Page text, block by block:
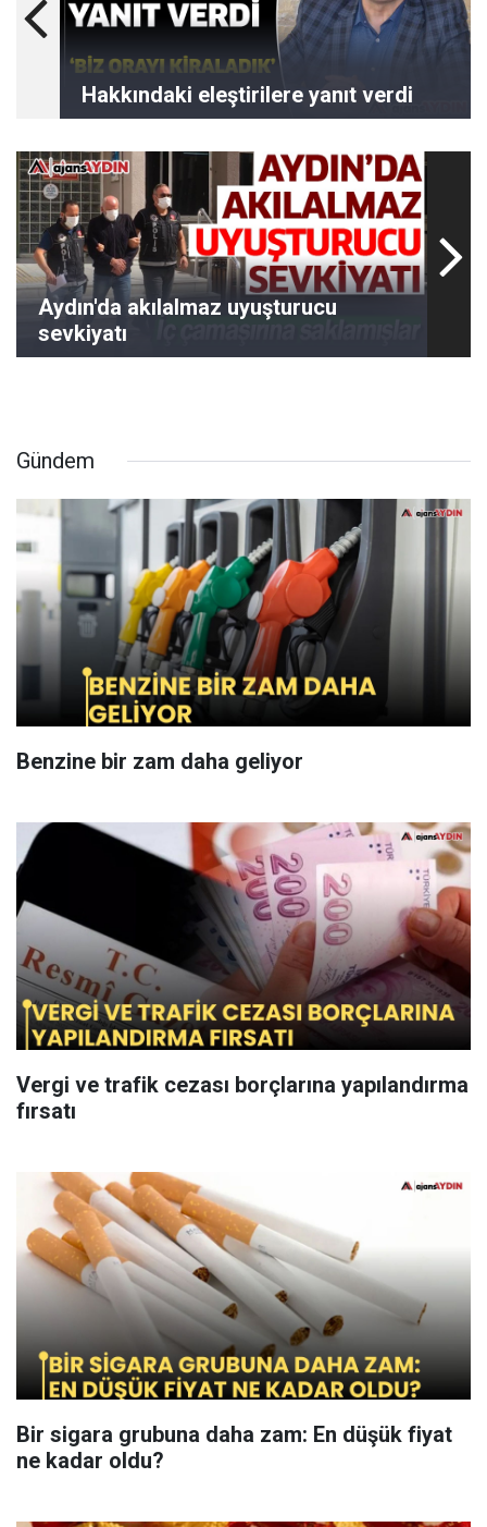
Hakkındaki eleştirilere yanıt verdi
Aydın'da akılalmaz uyuşturucu
sevkiyatı
Gündem
Benzine bir zam daha geliyor
Vergi ve trafik cezası borçlarına yapılandırma
fırsatı
Bir sigara grubuna daha zam: En düşük fiyat
ne kadar oldu?